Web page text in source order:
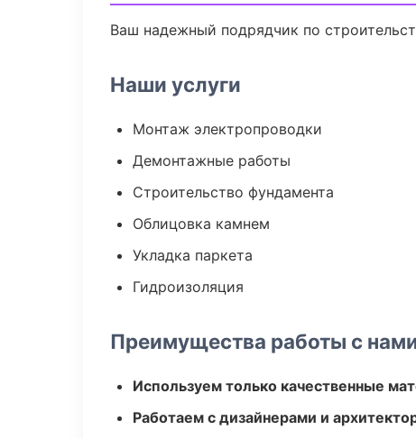
Ваш надежный подрядчик по
Наши услуги
Монтаж электропроводки
Демонтажные работы
Строительство фундамента
Облицовка камнем
Укладка паркета
Гидроизоляция
Преимущества работы с
Используем только качественные
Работаем с дизайнерами и